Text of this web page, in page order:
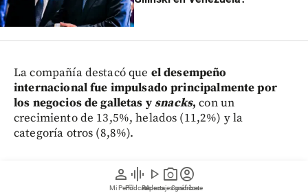
person
Mi Perfil
graphic_eq
Pódcast
play_arrow
Videos
photo_camera
Reportajes gráficos
account_circle
Suscríbete
La compañía destacó que el desempeño
internacional fue impulsado principalmente por
los negocios de galletas ysnacks, con un
crecimiento de 13,5%, helados (11,2%) y la
categoría otros (8,8%).
En contraste, los negocios de café y chocolates
observaron una menor dinámica debido a la